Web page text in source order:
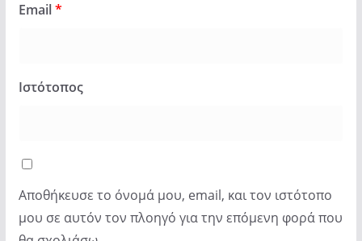
Email*
Ιστότοπος
Αποθήκευσε το όνομά μου, email, και τον ιστότοπο
μου σε αυτόν τον πλοηγό για την επόμενη φορά που